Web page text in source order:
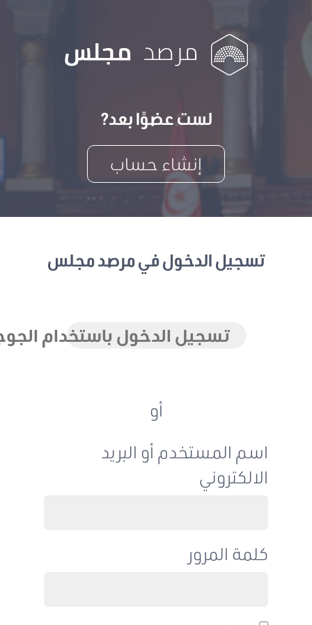
لست عضوًا بعد?
إنشاء حساب
تسجيل الدخول في مرصد مجلس
تسجيل الدخول باستخدام الجوجل
اسم المستخدم أو البريد
الالكتروني
كلمة المرور